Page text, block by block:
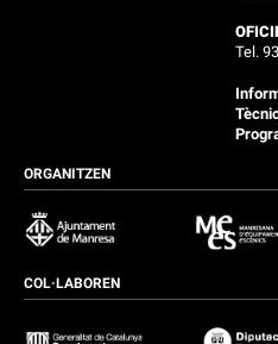
Tel.
ORGANITZEN
COL·LABOREN